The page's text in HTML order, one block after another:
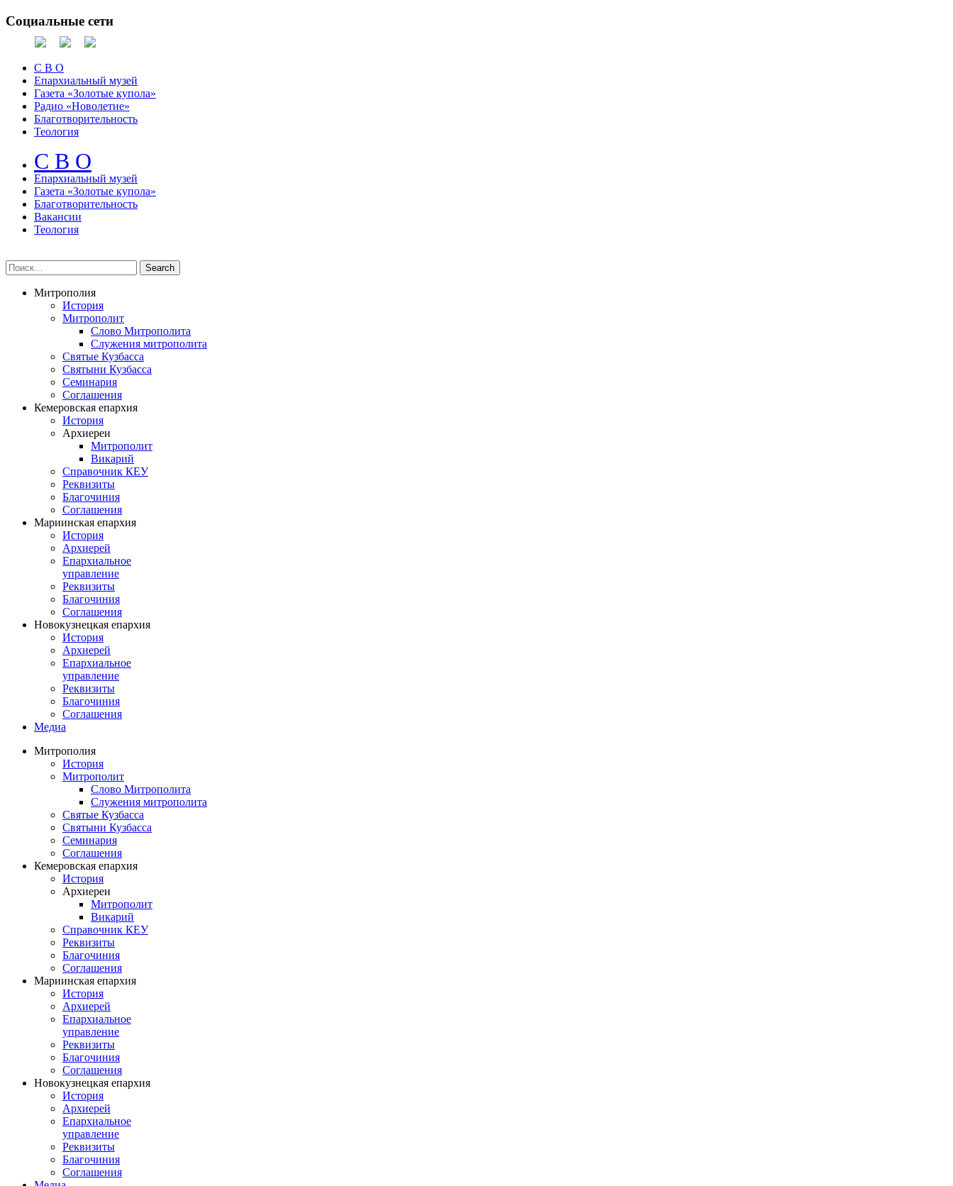
Социальные сети
С В О
Епархиальный музей
Газета «Золотые купола»
Радио «Новолетие»
Благотворительность
Теология
С В О
Епархиальный музeй
Газета «Золотые купола»
Благотворительность
Вакансии
Теология
Митрополия
История
Митрополит
Слово Митрополита
Служения митрополита
Святые Кузбасса
Святыни Кузбасса
Семинария
Соглашения
Кемеровская епархия
История
Архиереи
Митрополит
Викарий
Справочник КЕУ
Реквизиты
Благочиния
Соглашения
Мариинская епархия
История
Архиерей
Епархиальное
управление
Реквизиты
Благочиния
Соглашения
Новокузнецкая епархия
История
Архиерей
Епархиальное
управление
Реквизиты
Благочиния
Соглашения
Медиа
Митрополия
История
Митрополит
Слово Митрополита
Служения митрополита
Святые Кузбасса
Святыни Кузбасса
Семинария
Соглашения
Кемеровская епархия
История
Архиереи
Митрополит
Викарий
Справочник КЕУ
Реквизиты
Благочиния
Соглашения
Мариинская епархия
История
Архиерей
Епархиальное
управление
Реквизиты
Благочиния
Соглашения
Новокузнецкая епархия
История
Архиерей
Епархиальное
управление
Реквизиты
Благочиния
Соглашения